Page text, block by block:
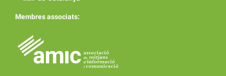
Membres associats: